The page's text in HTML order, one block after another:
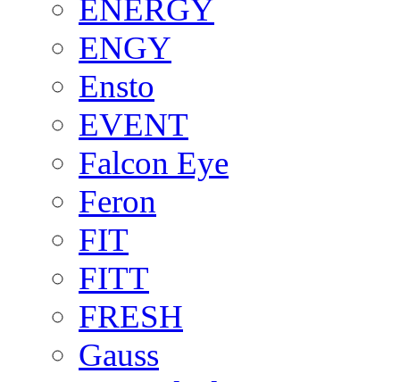
ENERGY
ENGY
Ensto
EVENT
Falcon Eye
Feron
FIT
FITT
FRESH
Gauss